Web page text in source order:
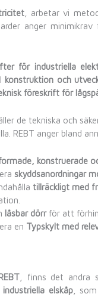
, arbetar vi
anger
för industriella
konstruktion och
föreskrift för
de tekniska och
REBT anger bland
konstruerade
skyddsanordningar
tillräckligt med
låsbar dörrför att
en Typskylt med
REBT, finns det andra
elskåp,